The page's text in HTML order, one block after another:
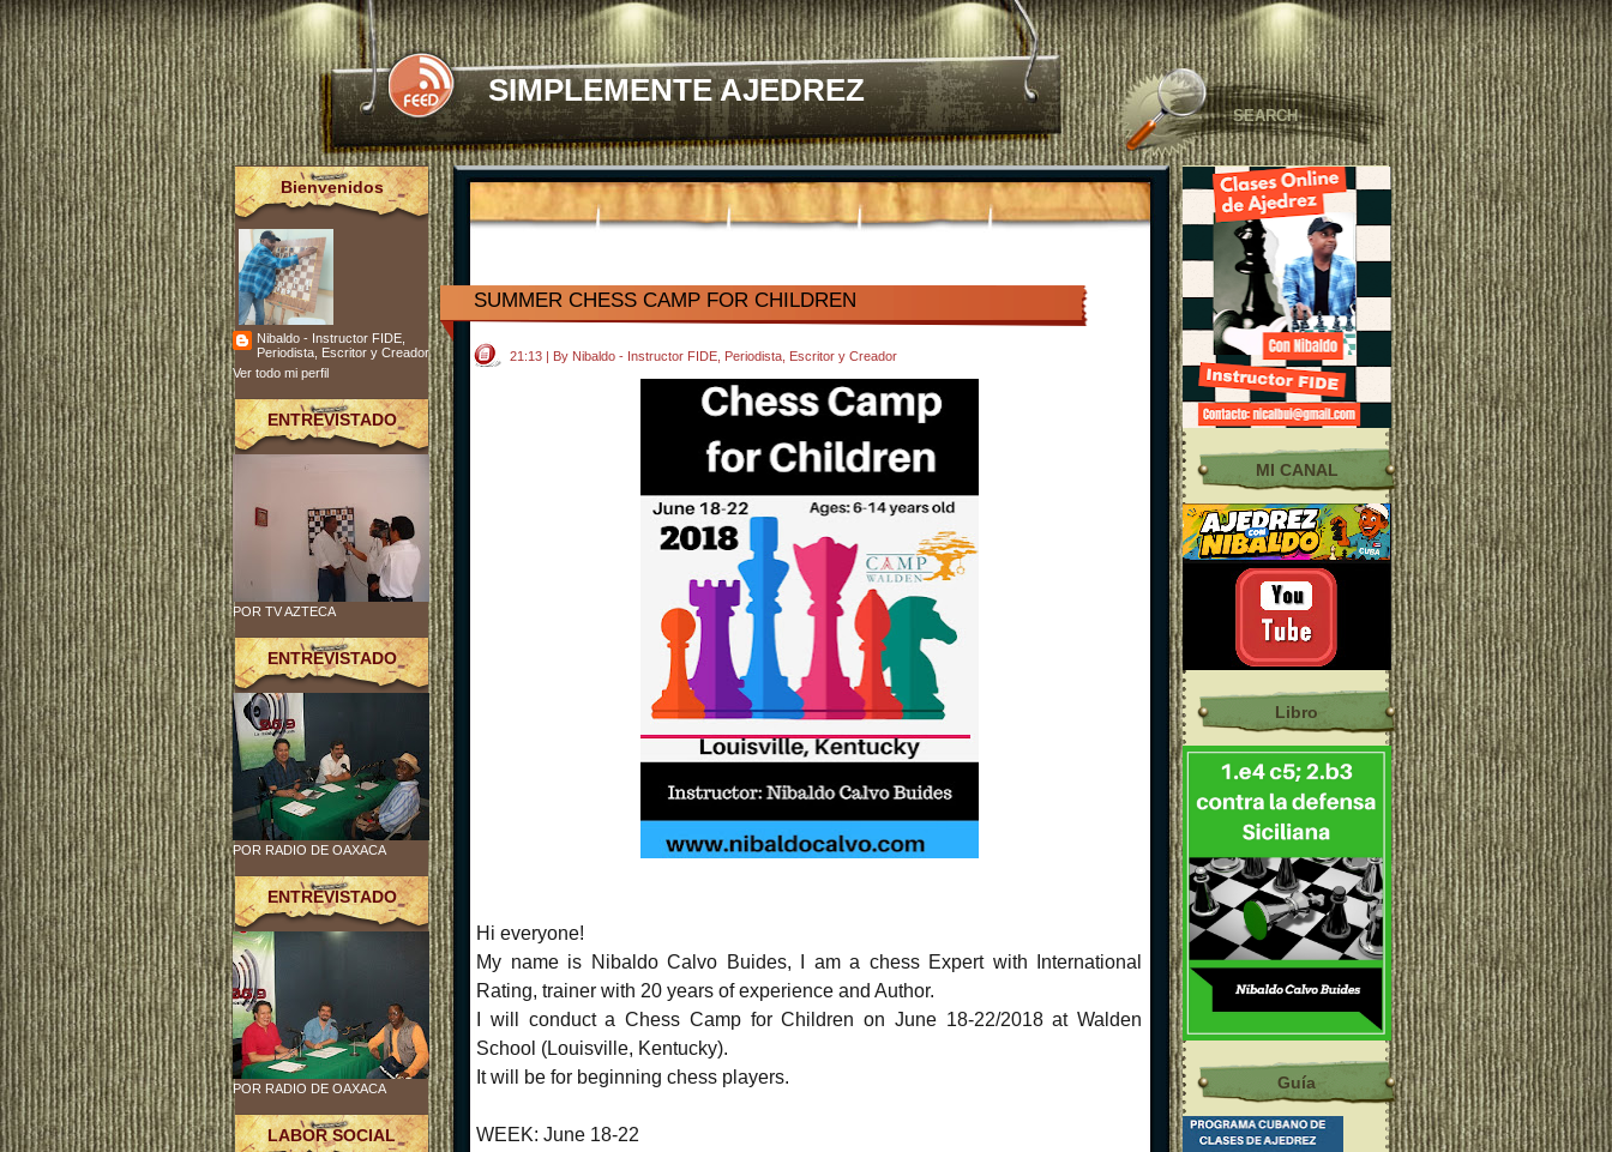
SIMPLEMENTE AJEDREZ
SUMMER CHESS CAMP FOR CHILDREN
21:13 | By Nibaldo - Instructor FIDE, Periodista, Escritor y Creador
Hi everyone!
My name is Nibaldo Calvo Buides, I am a chess Expert with International
Rating, trainer with 20 years of experience and Author.
I will conduct a Chess Camp for Children on June 18-22/2018 at Walden
School (Louisville, Kentucky).
It will be for beginning chess players.
WEEK: June 18-22
Bienvenidos
Nibaldo - Instructor FIDE,
Periodista, Escritor y Creador
Ver todo mi perfil
ENTREVISTADO
POR TV AZTECA
ENTREVISTADO
POR RADIO DE OAXACA
ENTREVISTADO
POR RADIO DE OAXACA
LABOR SOCIAL
MI CANAL
Libro
Guía